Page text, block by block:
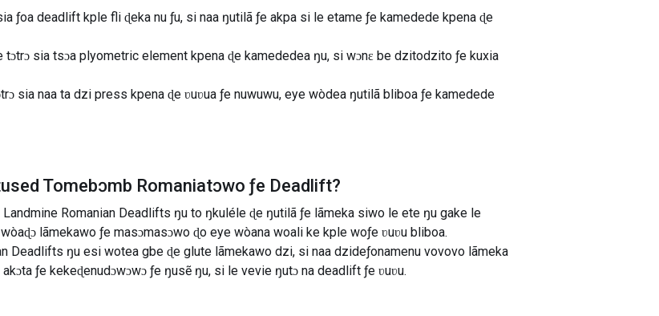
ƒoa deadlift kple fli ɖeka nu ƒu, si naa ŋutilã ƒe akpa si le etame ƒe kamedede kpena ɖe
tɔtrɔ sia tsɔa plyometric element kpena ɖe kamededea ŋu, si wɔnɛ be dzitodzito ƒe kuxia
sia naa ta dzi press kpena ɖe ʋuʋua ƒe nuwuwu, eye wòdea ŋutilã bliboa ƒe kamedede
Tomebɔmb Romaniatɔwo ƒe Deadlift?
Romanian Deadlifts ŋu to ŋkuléle ɖe ŋutilã ƒe lãmeka siwo le ete ŋu gake le
lãmekawo ƒe masɔmasɔwo ɖo eye wòana woali ke kple woƒe ʋuʋu bliboa.
Deadlifts ŋu esi wotea gbe ɖe glute lãmekawo dzi, si naa dzideƒonamenu vovovo lãmeka
ƒe kekeɖenudɔwɔwɔ ƒe ŋusẽ ŋu, si le vevie ŋutɔ na deadlift ƒe ʋuʋu.